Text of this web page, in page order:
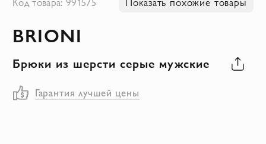
началу
изображений
BRIONI
Брюки из шерсти серые мужские
Гарантия лучшей цены